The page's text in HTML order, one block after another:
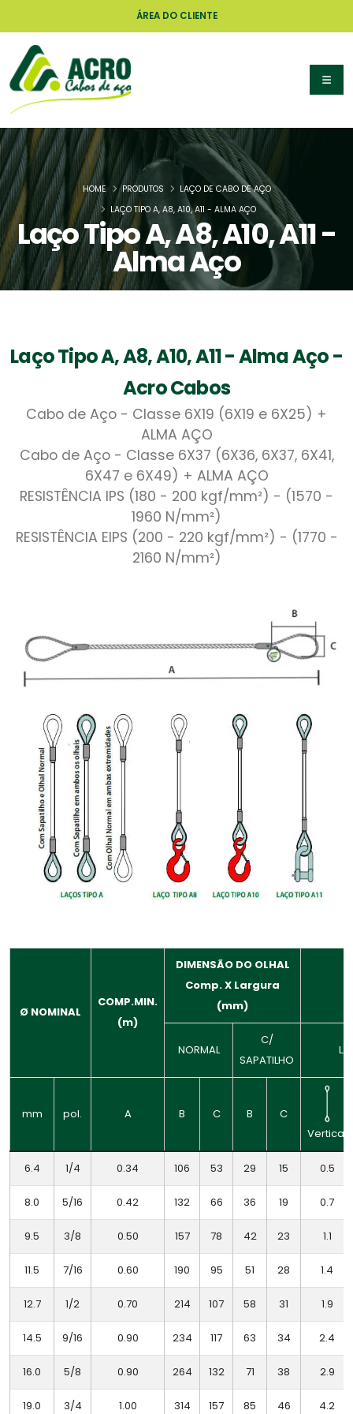
ÁREA DO CLIENTE
Laço Tipo A, A8, A10, A11 -
Alma Aço
HOME PRODUTOS
LAÇO DE CABO DE AÇO
LAÇO TIPO A, A8, A10, A11 - ALMA AÇO
Laço Tipo A, A8, A10, A11 - Alma Aço -
Acro Cabos
Cabo de Aço - Classe 6X19 (6X19 e 6X25) +
ALMA AÇO
Cabo de Aço - Classe 6X37 (6X36, 6X37, 6X41,
6X47 e 6X49) + ALMA AÇO
RESISTÊNCIA IPS (180 - 200 kgf/mm²) - (1570 -
1960 N/mm²)
RESISTÊNCIA EIPS (200 - 220 kgf/mm²) - (1770 -
2160 N/mm²)
Ø NOMINAL
COMP.MIN.
(m)
DIMENSÃO DO OLHAL
Comp. X Largura
(mm)
NORMAL
C/
SAPATILHO
mm pol. A B C B
C
Vertical
6.4 1/4 0.34 106 53 29 15 0.5
8.0 5/16 0.42 132 66 36 19 0.7
9.5 3/8 0.50 157 78 42 23 1.1
11.5 7/16 0.60 190 95 51 28 1.4
12.7 1/2 0.70 214 107 58 31 1.9
14.5 9/16 0.90 234 117 63 34 2.4
16.0 5/8 0.90 264 132 71 38 2.9
19.0 3/4 1.00 314 157 85 46 4.2